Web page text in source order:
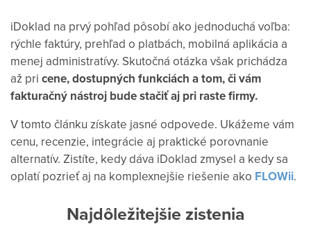
iDoklad na prvý pohľad pôsobí ako jednoduchá voľba:
rýchle faktúry, prehľad o platbách, mobilná aplikácia a
menej administratívy. Skutočná otázka však prichádza
až pri cene, dostupných funkciách a tom, či vám
fakturačný nástroj bude stačiť aj pri raste firmy.
V tomto článku získate jasné odpovede. Ukážeme vám
cenu, recenzie, integrácie aj praktické porovnanie
alternatív. Zistíte, kedy dáva iDoklad zmysel a kedy sa
oplatí pozrieť aj na komplexnejšie riešenie ako FLOWii.
Najdôležitejšie zistenia